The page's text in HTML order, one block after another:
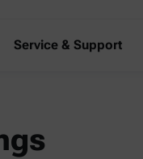
Service & Support